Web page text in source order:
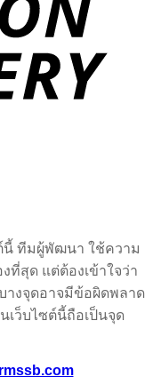
นี้ ทีมผู้พัฒนา ใช้ความ
ที่สุด แต่ต้องเข้าใจว่า
างจุดอาจมีข้อผิดพลาด
เว็บไซต์นี้ถือเป็นจุด